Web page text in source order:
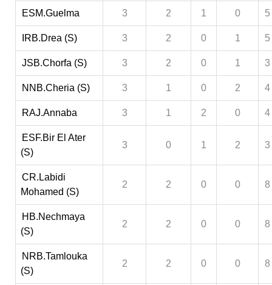
ESM.Guelma 3 2 1 0 5
IRB.Drea (S) 3 2 0 1 5
JSB.Chorfa (S) 3 2 0 1 3
NNB.Cheria (S) 3 1 0 2 4
RAJ.Annaba 3 1 2 0 4
ESF.Bir El Ater
(S)
3 0 1 2 3
CR.Labidi
Mohamed (S)
2 2 0 0 8
HB.Nechmaya
(S)
2 2 0 0 8
NRB.Tamlouka
(S)
2 2 0 0 8